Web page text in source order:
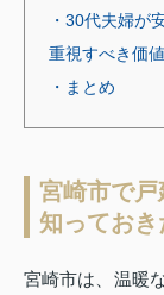
・30代夫婦が
重視すべき価
・まとめ
宮崎市で
知ってお
宮崎市は、温暖